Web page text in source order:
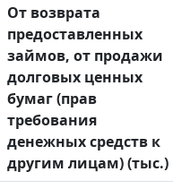
От возврата
предоставленных
займов, от продажи
долговых ценных
бумаг (прав
требования
денежных средств к
другим лицам) (тыс.)